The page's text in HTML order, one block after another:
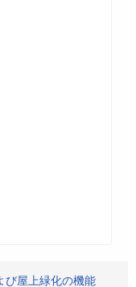
び屋上緑化の機能